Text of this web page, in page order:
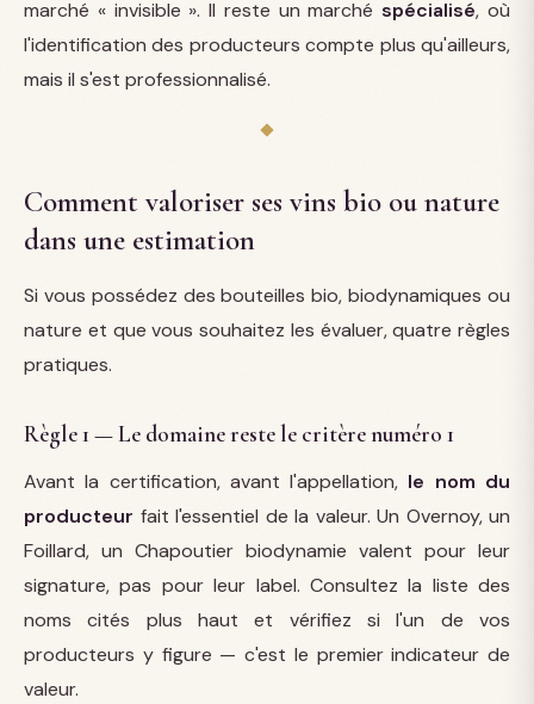
marché « invisible ». Il reste un marchéspécialisé, où
l'identification des producteurs compte plus qu'ailleurs,
mais il s'est professionnalisé.
Comment valoriser ses vins bio ou nature
dans une estimation
Si vous possédez des bouteilles bio, biodynamiques ou
nature et que vous souhaitez les évaluer, quatre règles
pratiques.
Règle 1 — Le domaine reste le critère numéro 1
Avant la certification, avant l'appellation, le nom du
producteur fait l'essentiel de la valeur. Un Overnoy, un
Foillard, un Chapoutier biodynamie valent pour leur
signature, pas pour leur label. Consultez la liste des
noms cités plus haut et vérifiez si l'un de vos
producteurs y figure — c'est le premier indicateur de
valeur.